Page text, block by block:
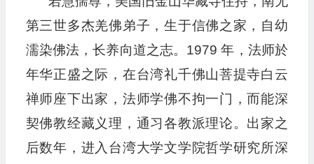
第三世多杰羌佛弟子，生于信佛之家，自幼
濡染佛法，长养向道之志。1979 年，法师於
年华正盛之际，在台湾礼千佛山菩提寺白云
禅师座下出家，法师学佛不拘一门，而能深
契佛教经藏义理，通习各教派理论。出家之
后数年，进入台湾大学文学院哲学研究所深